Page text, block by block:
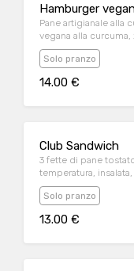
Hamburger
Pane artigianale alla
vegana alla
tutto alla piastra,
Solo pranzo
14.00 €
Club Sandwich
3 fette di pane
temperatura,
Solo pranzo
13.00 €